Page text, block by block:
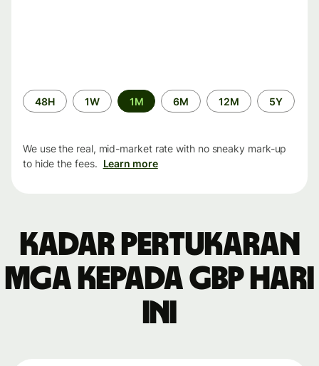
Time
period
48H 1W 1M 6M 12M 5Y
We use the real, mid-market rate with no sneaky mark-up
to hide the fees. Learn more
Kadar pertukaran
MGA kepada GBP hari
ini